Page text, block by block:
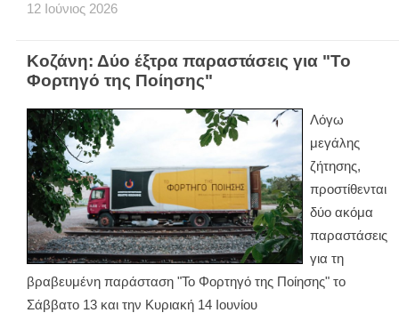
12 Ιούνιος 2026
Κοζάνη: Δύο έξτρα παραστάσεις για "Το
Φορτηγό της Ποίησης"
Λόγω
μεγάλης
ζήτησης,
προστίθενται
δύο ακόμα
παραστάσεις
για τη
βραβευμένη παράσταση "Το Φορτηγό της Ποίησης" το
Σάββατο 13 και την Κυριακή 14 Ιουνίου